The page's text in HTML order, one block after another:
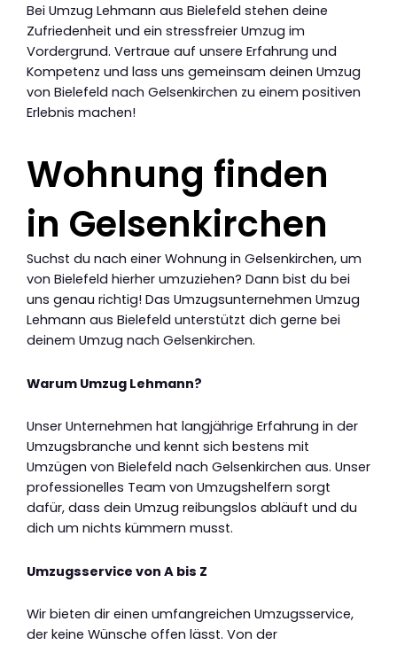
Bei Umzug Lehmann aus Bielefeld stehen deine
Zufriedenheit und ein stressfreier Umzug im
Vordergrund. Vertraue auf unsere Erfahrung und
Kompetenz und lass uns gemeinsam deinen Umzug
von Bielefeld nach Gelsenkirchen zu einem positiven
Erlebnis machen!
Wohnung finden
in Gelsenkirchen
Suchst du nach einer Wohnung in Gelsenkirchen, um
von Bielefeld hierher umzuziehen? Dann bist du bei
uns genau richtig! Das Umzugsunternehmen Umzug
Lehmann aus Bielefeld unterstützt dich gerne bei
deinem Umzug nach Gelsenkirchen.
Warum Umzug Lehmann?
Unser Unternehmen hat langjährige Erfahrung in der
Umzugsbranche und kennt sich bestens mit
Umzügen von Bielefeld nach Gelsenkirchen aus. Unser
professionelles Team von Umzugshelfern sorgt
dafür, dass dein Umzug reibungslos abläuft und du
dich um nichts kümmern musst.
Umzugsservice von A bis Z
Wir bieten dir einen umfangreichen Umzugsservice,
der keine Wünsche offen lässt. Von der